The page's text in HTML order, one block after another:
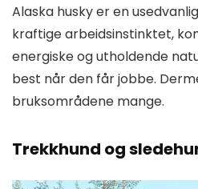
Alaska husky er en
kraftige arbeidsinstinktet,
energiske og utholdende
best når den får jobbe.
bruksområdene mange.
Trekkhund og